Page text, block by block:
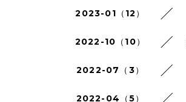
2023-01（12）
2022-10（10）
2022-07（3）
2022-04（5）